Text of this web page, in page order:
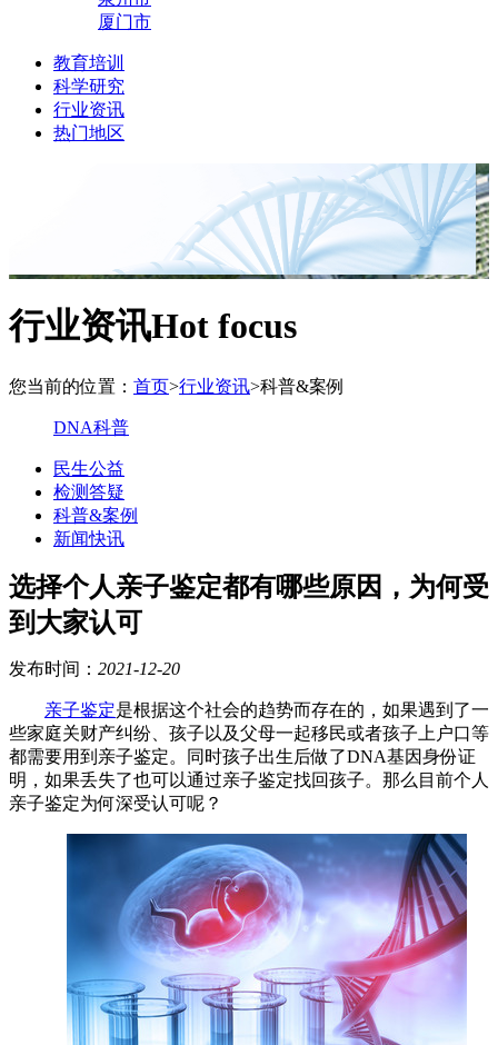
厦门市
教育培训
科学研究
行业资讯
热门地区
行业资讯Hot focus
您当前的位置： 首页>行业资讯>科普&案例
DNA科普
民生公益
检测答疑
科普&案例
新闻快讯
选择个人亲子鉴定都有哪些原因，为何受
到大家认可
发布时间： 2021-12-20
亲子鉴定是根据这个社会的趋势而存在的，如果遇到了一
些家庭关财产纠纷、孩子以及父母一起移民或者孩子上户口等
都需要用到亲子鉴定。同时孩子出生后做了DNA基因身份证
明，如果丢失了也可以通过亲子鉴定找回孩子。那么目前个人
亲子鉴定为何深受认可呢？